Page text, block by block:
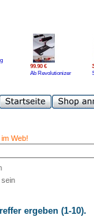
99.90 €
Ab Revolutionizer
Web!
ergeben (1-10).